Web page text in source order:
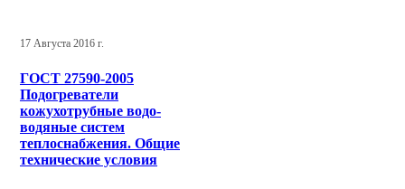
17 Августа 2016 г.
ГОСТ 27590-2005
Подогреватели
кожухотрубные водо-
водяные систем
теплоснабжения. Общие
технические условия